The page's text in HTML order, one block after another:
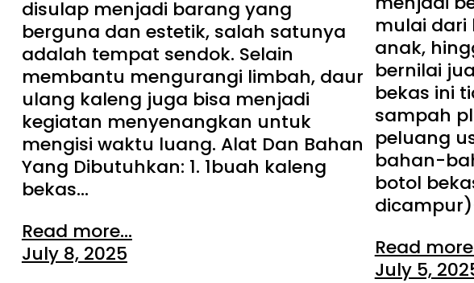
disulap menjadi barang yang
berguna dan estetik, salah satunya
adalah tempat sendok. Selain
membantu mengurangi limbah, daur
ulang kaleng juga bisa menjadi
kegiatan menyenangkan untuk
mengisi waktu luang. Alat Dan Bahan
Yang Dibutuhkan: 1. 1buah kaleng
bekas…
Read more...
July 8, 2025
mulai dari
anak,
bernilai
bekas ini
sampah
peluang
bahan-
botol
Read
July 5,